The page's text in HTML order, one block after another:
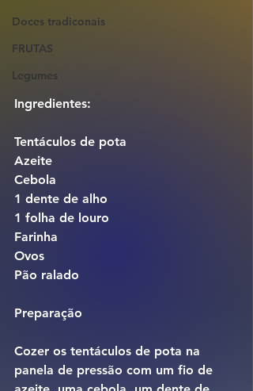
Doces tradiconais
FRUTAS
Legumes
Ingredientes:
Tentáculos de pota
Azeite
Cebola
1 dente de alho
1 folha de louro
Farinha
Ovos
Pão ralado
Preparação
Cozer os tentáculos de pota na
panela de pressão com um fio de